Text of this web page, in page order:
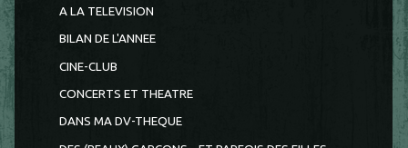
A LA TELEVISION
BILAN DE L'ANNEE
CINE-CLUB
CONCERTS ET THEATRE
DANS MA DV-THEQUE